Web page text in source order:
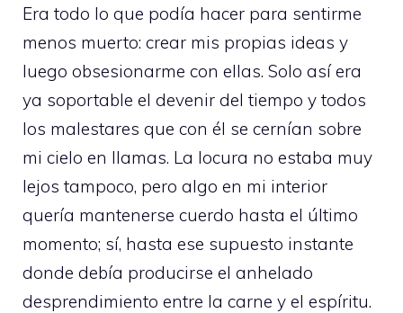
Era todo lo que podía hacer para sentirme
menos muerto: crear mis propias ideas y
luego obsesionarme con ellas. Solo así era
ya soportable el devenir del tiempo y todos
los malestares que con él se cernían sobre
mi cielo en llamas. La locura no estaba muy
lejos tampoco, pero algo en mi interior
quería mantenerse cuerdo hasta el último
momento; sí, hasta ese supuesto instante
donde debía producirse el anhelado
desprendimiento entre la carne y el espíritu.